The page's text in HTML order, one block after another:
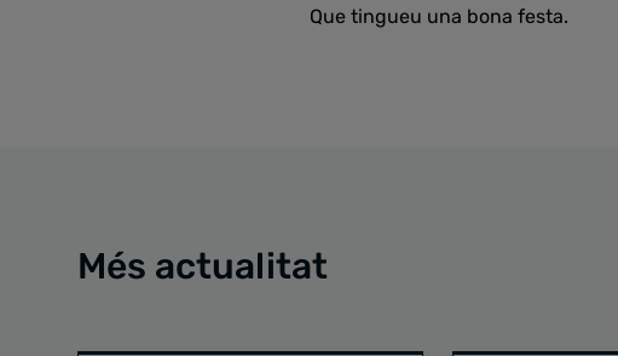
Que tingueu una bona festa.
Més actualitat